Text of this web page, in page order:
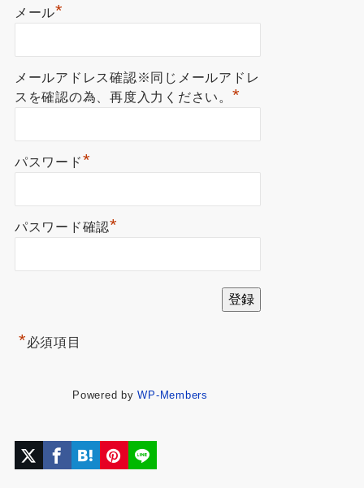
メール*
メールアドレス確認※同じメールアドレ
スを確認の為、再度入力ください。 *
パスワード*
パスワード確認*
*必須項目
Powered byWP-Members